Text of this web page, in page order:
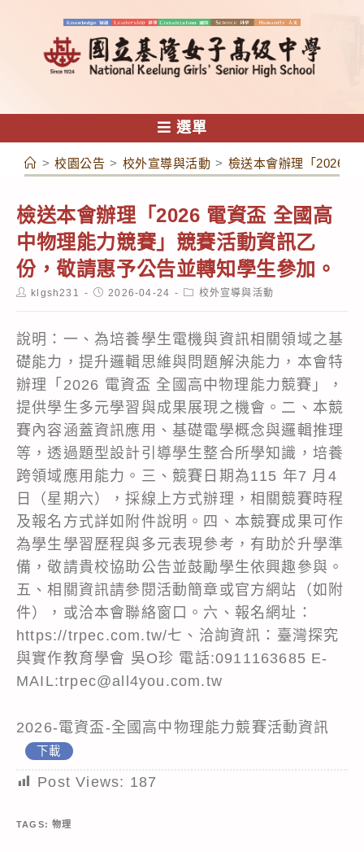
容
選單
> 校園公告 > 校外宣導與活動 > 檢送本會辦理「2026
檢送本會辦理「2026 電資盃 全國高
中物理能力競賽」競賽活動資訊乙
份，敬請惠予公告並轉知學生參加。
Postklgsh231
Post2026-04-24
Post校外宣導與活動
說明：一、為培養學生電機與資訊相關領域之基
礎能力，提升邏輯思維與問題解決能力，本會特
辦理「2026 電資盃 全國高中物理能力競賽」，
提供學生多元學習與成果展現之機會。二、本競
賽內容涵蓋資訊應用、基礎電學概念與邏輯推理
等，透過題型設計引導學生整合所學知識，培養
跨領域應用能力。三、競賽日期為115 年7 月4
日（星期六），採線上方式辦理，相關競賽時程
及報名方式詳如附件說明。四、本競賽成果可作
為學生學習歷程與多元表現參考，有助於升學準
備，敬請貴校協助公告並鼓勵學生依興趣參與。
五、相關資訊請參閱活動簡章或官方網站（如附
件），或洽本會聯絡窗口。六、報名網址：
https://trpec.com.tw/七、洽詢資訊：臺灣探究
與實作教育學會 吳O珍 電話:0911163685 E-
MAIL:trpec@all4you.com.tw
2026-電資盃-全國高中物理能力競賽活動資訊
下載
Post Views: 187
TAGS:物理